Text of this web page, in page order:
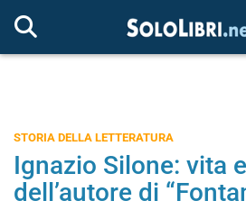
STORIA DELLA LETTERATURA
Ignazio Silone: vita
dell’autore di